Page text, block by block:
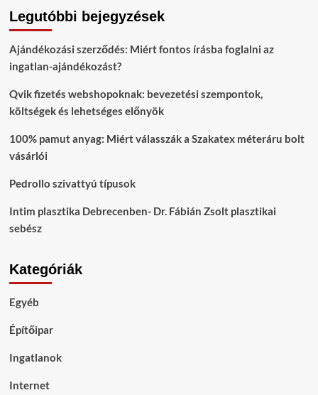
Legutóbbi bejegyzések
Ajándékozási szerződés: Miért fontos írásba foglalni az
ingatlan-ajándékozást?
Qvik fizetés webshopoknak: bevezetési szempontok,
költségek és lehetséges előnyök
100% pamut anyag: Miért válasszák a Szakatex méteráru bolt
vásárlói
Pedrollo szivattyú típusok
Intim plasztika Debrecenben- Dr. Fábián Zsolt plasztikai
sebész
Kategóriák
Egyéb
Építőipar
Ingatlanok
Internet